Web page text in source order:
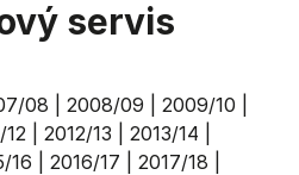
servis
08 2008/09 2009/10
12 2012/13 2013/14
16 2016/17 2017/18